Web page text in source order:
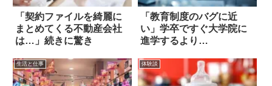
「契約ファイルを綺麗に
まとめてくる不動産会社
は…」続きに驚き
「教育制度のバグに近
い」学卒ですぐ大学院に
進学するより…
生活と仕事 体験談